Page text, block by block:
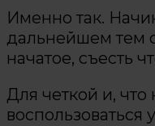
Именно так.
дальнейшем тем
начатое, съесть
Для четкой и,